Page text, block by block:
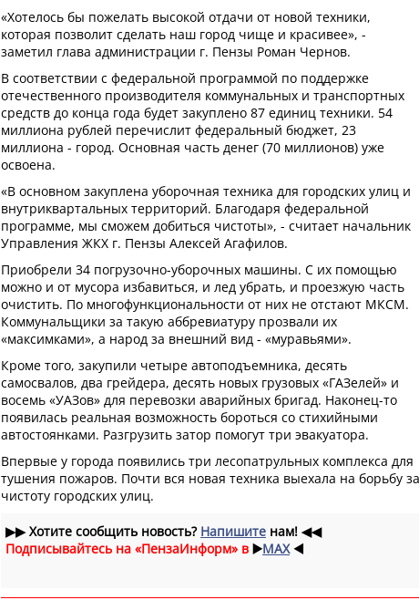
«Хотелось бы пожелать высокой отдачи от новой техники,
которая позволит сделать наш город чище и красивее», -
заметил глава администрации г. Пензы Роман Чернов.
В соответствии с федеральной программой по поддержке
отечественного производителя коммунальных и транспортных
средств до конца года будет закуплено 87 единиц техники. 54
миллиона рублей перечислит федеральный бюджет, 23
миллиона - город. Основная часть денег (70 миллионов) уже
освоена.
«В основном закуплена уборочная техника для городских улиц и
внутриквартальных территорий. Благодаря федеральной
программе, мы сможем добиться чистоты», - считает начальник
Управления ЖКХ г. Пензы Алексей Агафилов.
Приобрели 34 погрузочно-уборочных машины. С их помощью
можно и от мусора избавиться, и лед убрать, и проезжую часть
очистить. По многофункциональности от них не отстают МКСМ.
Коммунальщики за такую аббревиатуру прозвали их
«максимками», а народ за внешний вид - «муравьями».
Кроме того, закупили четыре автоподъемника, десять
самосвалов, два грейдера, десять новых грузовых «ГАЗелей» и
восемь «УАЗов» для перевозки аварийных бригад. Наконец-то
появилась реальная возможность бороться со стихийными
автостоянками. Разгрузить затор помогут три эвакуатора.
Впервые у города появились три лесопатрульных комплекса для
тушения пожаров. Почти вся новая техника выехала на борьбу за
чистоту городских улиц.
▶▶Хотите сообщить новость? Напишите нам! ◀◀
Подписывайтесь на «ПензаИнформ» в ▶️MAX ◀️